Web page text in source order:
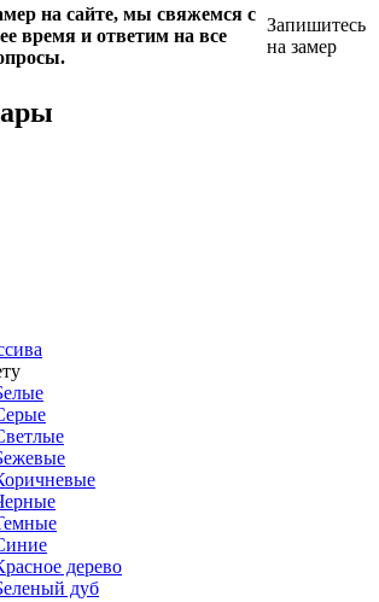
на сайте, мы свяжемся с
время и ответим на все
Запишитесь
на замер
дерево
дуб